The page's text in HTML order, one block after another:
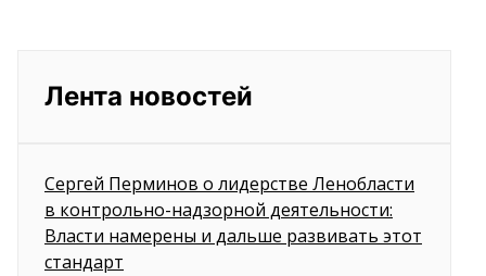
Лента новостей
Сергей Перминов о лидерстве Ленобласти
в контрольно-надзорной деятельности:
Власти намерены и дальше развивать этот
стандарт